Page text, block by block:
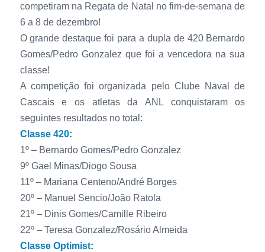
competiram na Regata de Natal no fim-de-semana de
6 a 8 de dezembro!
O grande destaque foi para a dupla de 420 Bernardo
Gomes/Pedro Gonzalez que foi a vencedora na sua
classe!
A competição foi organizada pelo Clube Naval de
Cascais e os atletas da ANL conquistaram os
seguintes resultados no total:
Classe 420:
1º – Bernardo Gomes/Pedro Gonzalez
9º Gael Minas/Diogo Sousa
11º – Mariana Centeno/André Borges
20º – Manuel Sencio/João Ratola
21º – Dinis Gomes/Camille Ribeiro
22º – Teresa Gonzalez/Rosário Almeida
Classe Optimist: